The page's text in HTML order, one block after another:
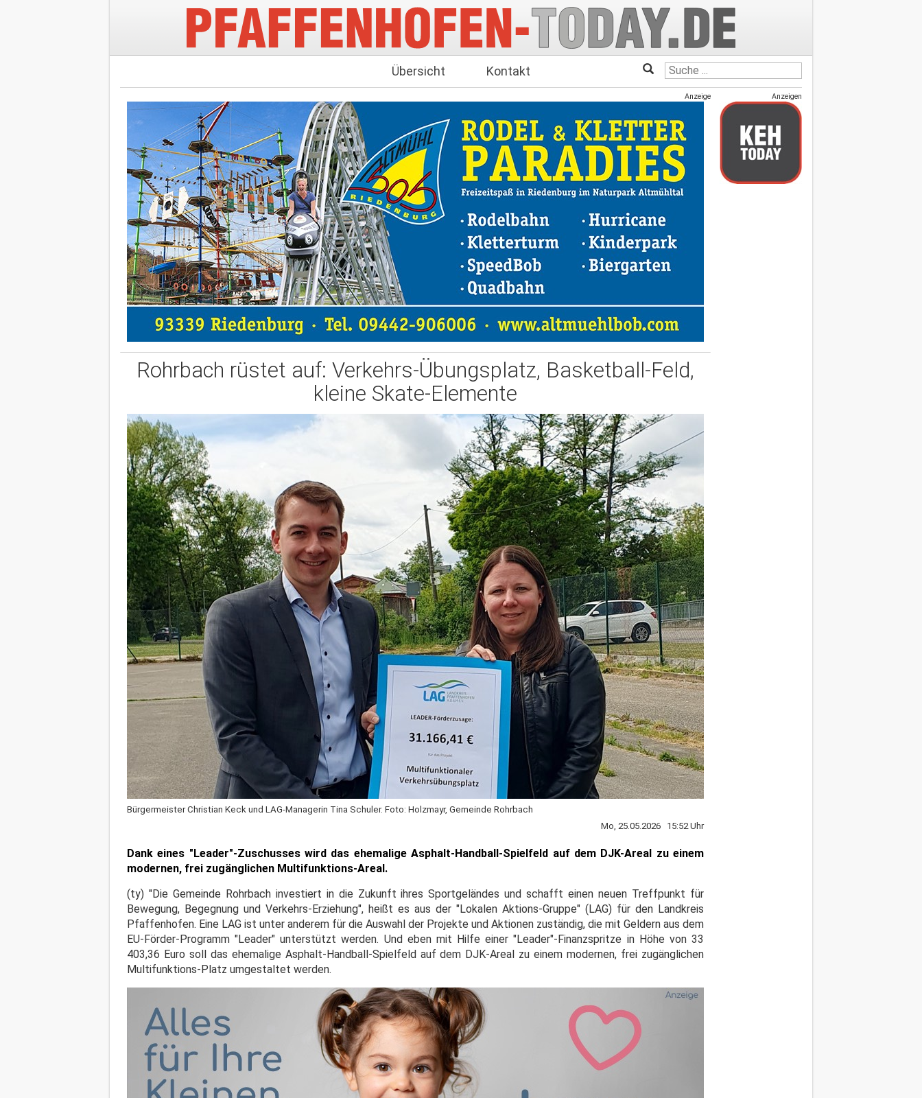
Übersicht Kontakt
Anzeige
Rohrbach rüstet auf: Verkehrs-Übungsplatz, Basketball-Feld,
kleine Skate-Elemente
Bürgermeister Christian Keck und LAG-Managerin Tina Schuler. Foto: Holzmayr, Gemeinde Rohrbach
Mo, 25.05.2026 15:52 Uhr
Dank eines "Leader"-Zuschusses wird das ehemalige Asphalt-Handball-Spielfeld auf dem DJK-Areal zu einem
modernen, frei zugänglichen Multifunktions-Areal.
(ty) "Die Gemeinde Rohrbach investiert in die Zukunft ihres Sportgeländes und schafft einen neuen Treffpunkt für
Bewegung, Begegnung und Verkehrs-Erziehung", heißt es aus der "Lokalen Aktions-Gruppe" (LAG) für den Landkreis
Pfaffenhofen. Eine LAG ist unter anderem für die Auswahl der Projekte und Aktionen zuständig, die mit Geldern aus dem
EU-Förder-Programm "Leader" unterstützt werden. Und eben mit Hilfe einer "Leader"-Finanzspritze in Höhe von 33
403,36 Euro soll das ehemalige Asphalt-Handball-Spielfeld auf dem DJK-Areal zu einem modernen, frei zugänglichen
Multifunktions-Platz umgestaltet werden.
Anzeigen